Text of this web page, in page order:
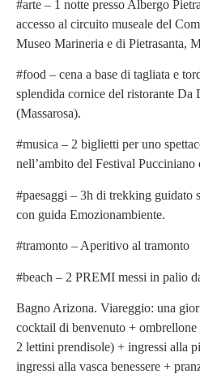
#arte – 1 notte presso Albergo
accesso al circuito museale del
Museo Marineria e di Pietrasanta,
#food – cena a base di tagliata e
splendida cornice del ristorante Da
(Massarosa).
#musica – 2 biglietti per uno
nell’ambito del Festival
#paesaggi – 3h di trekking guidato
con guida Emozionambiente.
#tramonto – Aperitivo al tramonto
#beach – 2 PREMI messi in palio
Bagno Arizona. Viareggio: una
cocktail di benvenuto + ombrellone
2 lettini prendisole) + ingressi alla
ingressi alla vasca benessere +